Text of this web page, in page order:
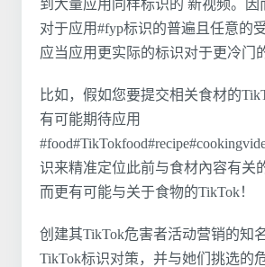
到大量应用同样标识的 新视频。因
对于应用#fyp标识的普遍且任意的
应当应用更实际的标识对于更冷门
比如，假如您要提交相关食材的
有可能期待应用
识来精准定位此前与食材內容有关
而更有可能与关于食物的TikTok！
创建其TikTok危害者活动营销的知
TikTok标识对策，并与她们挑选的